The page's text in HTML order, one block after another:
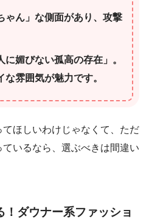
ゃん」な側面があり、攻撃
に媚びない孤高の存在」。
雰囲気が魅力です。
ほしいわけじゃなくて、ただ
いるなら、選ぶべきは間違い
！ダウナー系ファッショ